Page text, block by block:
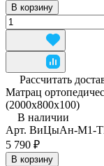
В корзину
Рассчитать
Матрац
(2000х800х100)
В наличии
Арт. ВиЦыАн-М1-
5 790 ₽
В корзину